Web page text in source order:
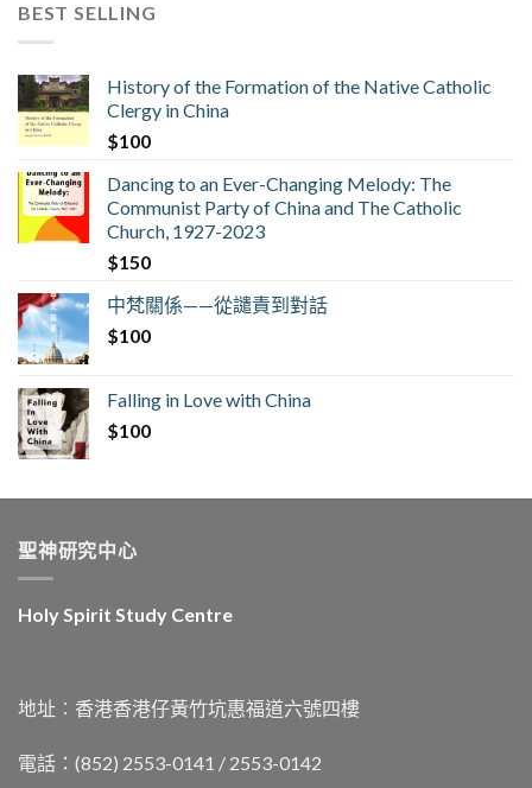
BEST SELLING
History of the Formation of the Native Catholic
Clergy in China
$100
Dancing to an Ever-Changing Melody: The
Communist Party of China and The Catholic
Church, 1927-2023
$150
中梵關係——從譴責到對話
$100
Falling in Love with China
$100
聖神研究中心
Holy Spirit Study Centre
地址︰香港香港仔黃竹坑惠福道六號四樓
電話：(852) 2553-0141 / 2553-0142